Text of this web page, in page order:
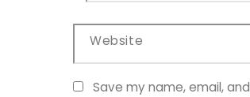
Website
Save my name, email,